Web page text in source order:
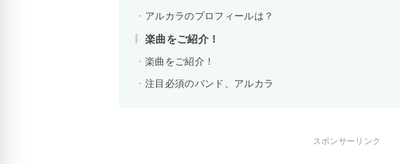
アルカラのプロフィールは？
楽曲をご紹介！
楽曲をご紹介！
注目必須のバンド、アルカラ
スポンサーリンク